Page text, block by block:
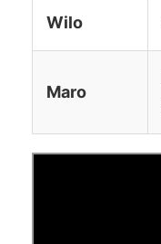
Wilo
Maro